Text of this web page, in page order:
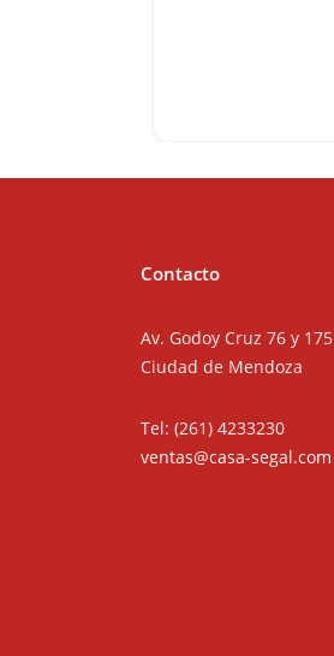
Contacto
Av. Godoy Cruz 76 y 175
Ciudad de Mendoza
Tel: (261) 4233230
ventas@casa-segal.com